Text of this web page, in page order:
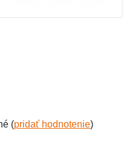
(pridať hodnotenie)